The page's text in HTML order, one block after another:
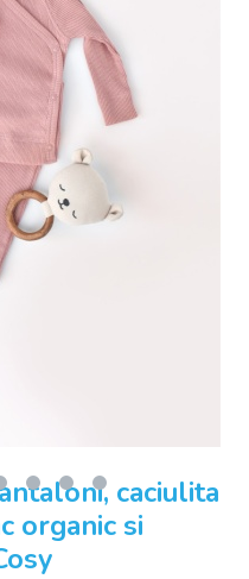
caciulita
organic si